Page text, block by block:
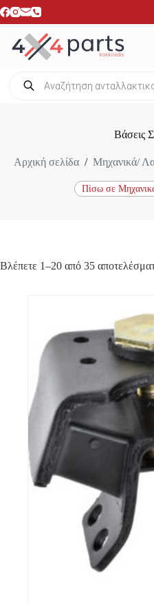
Μετάβαση
στο
search
Βάσεις
Αρχική σελίδα / Μηχανικά/
Πίσω σε
Βλέπετε 1–20 από 35